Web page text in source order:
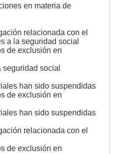
en materia de
relacionada con el
a la seguridad social
de exclusión en
social
han sido suspendidas
de exclusión en
han sido suspendidas
relacionada con el
de exclusión en